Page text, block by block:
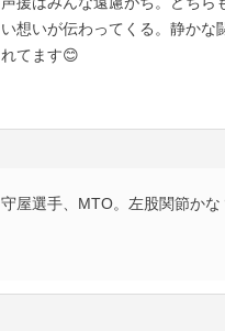
い想いが伝わってくる。静かな
れてます😊
守屋選手、MTO。左股関節かな